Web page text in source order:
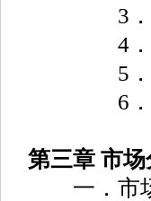
3．扩建
4．原有
5．产品
6．包
第三章 市场
一．市场